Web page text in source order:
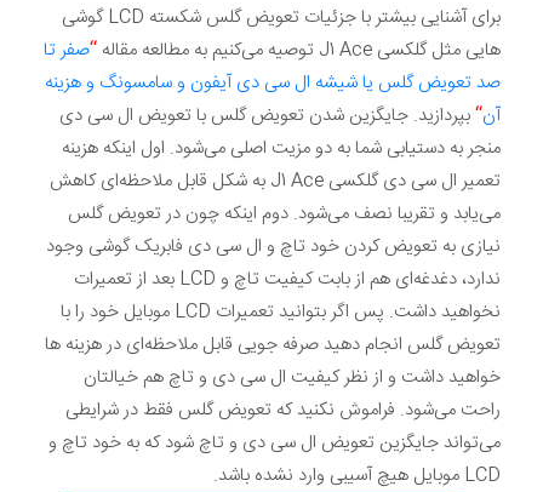
برای آشنایی بیشتر با جزئیات تعویض گلس شکسته LCD گوشی
هایی مثل گلکسی J1 Ace توصیه می‌کنیم به مطالعه مقاله
“صفر تا
صد تعویض گلس یا شیشه ال سی دی آیفون و سامسونگ و هزینه
آن“بپردازید. جایگزین شدن تعویض گلس با تعویض ال سی دی
منجر به دستیابی شما به دو مزیت اصلی می‌شود. اول اینکه هزینه
تعمیر ال سی دی گلکسی J1 Ace به شکل قابل ملاحظه‌ای کاهش
می‌یابد و تقریبا نصف می‌شود. دوم اینکه چون در تعویض گلس
نیازی به تعویض کردن خود تاچ و ال سی دی فابریک گوشی وجود
ندارد، دغدغه‌ای هم از بابت کیفیت تاچ و LCD بعد از تعمیرات
نخواهید داشت. پس اگر بتوانید تعمیرات LCD موبایل خود را با
تعویض گلس انجام دهید صرفه جویی قابل ملاحظه‌ای در هزینه ها
خواهید داشت و از نظر کیفیت ال سی دی و تاچ هم خیالتان
راحت می‌شود. فراموش نکنید که تعویض گلس فقط در شرایطی
می‌تواند جایگزین تعویض ال سی دی و تاچ شود که به خود تاچ و
LCD موبایل هیچ آسیبی وارد نشده باشد.